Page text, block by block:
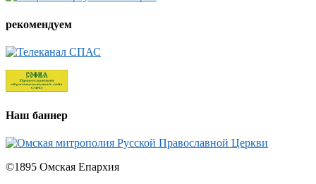
рекомендуем
Наш баннер
©1895 Омская Епархия